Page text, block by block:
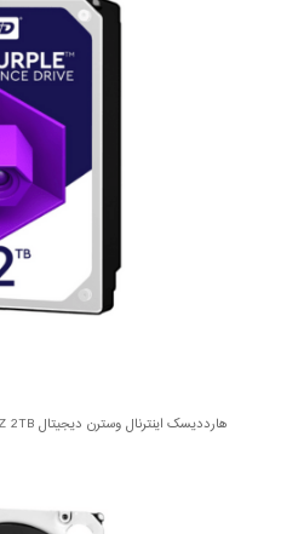
هارددیسک اینترنال وسترن دیجیتال WD20PURZ 2TB